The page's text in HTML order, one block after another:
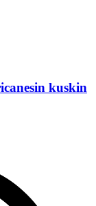
kuskin